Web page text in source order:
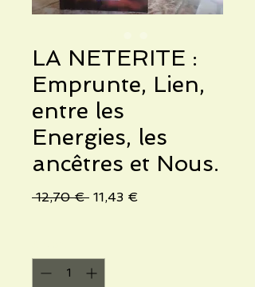
LA NETERITE :
Emprunte, Lien,
entre les
Energies, les
ancêtres et Nous.
12,70 € Standardpreis
11,43 €